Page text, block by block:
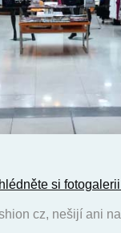
si fotogalerii
cz, nešijí ani